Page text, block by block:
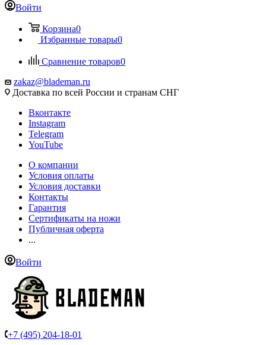
Войти
Корзина0
Избранные товары0
Сравнение товаров0
zakaz@blademan.ru
Доставка по всей России и странам СНГ
Вконтакте
Instagram
Telegram
YouTube
О компании
Условия оплаты
Условия доставки
Контакты
Гарантия
Сертификаты на ножи
Публичная оферта
...
Войти
+7 (495) 204-18-01